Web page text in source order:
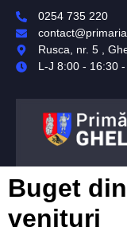
0254 735 220
Rusca, nr. 5 ,
L-J 8:00 - 16:30
Buget
venituri